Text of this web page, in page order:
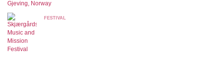
Gjeving, Norway
FESTIVAL